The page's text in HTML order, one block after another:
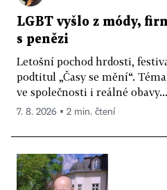
LGBT vyšlo z módy,
s penězi
Letošní pochod hrdosti,
podtitul „Časy se mění“.
ve společnosti i reálné obavy...
7. 8. 2026 ▪ 2 min. čtení